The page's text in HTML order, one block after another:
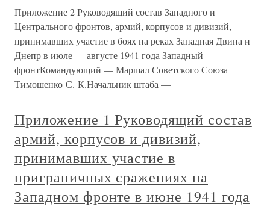
Приложение 2 Руководящий состав Западного и
Центрального фронтов, армий, корпусов и дивизий,
принимавших участие в боях на реках Западная Двина и
Днепр в июле — августе 1941 года Западный
фронтКомандующий — Маршал Советского Союза
Тимошенко С. К.Начальник штаба —
Приложение 1 Руководящий состав
армий, корпусов и дивизий,
принимавших участие в
приграничных сражениях на
Западном фронте в июне 1941 года